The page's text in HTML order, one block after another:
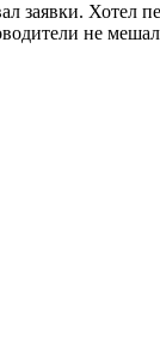
Хотел
не